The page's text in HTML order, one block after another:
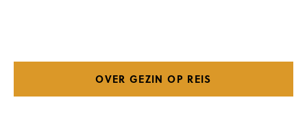
OVER GEZIN OP REIS